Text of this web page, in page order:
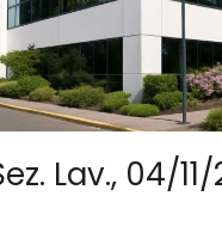
Lav., 04/